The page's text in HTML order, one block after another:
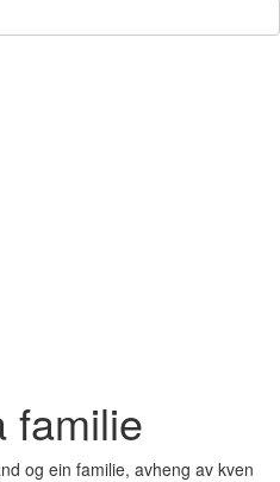
familie
og ein familie, avheng av kven